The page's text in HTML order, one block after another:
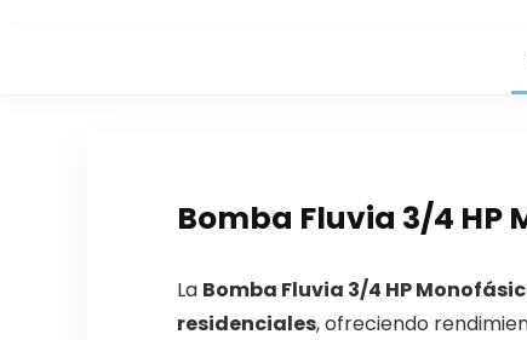
Bomba Fluvia 3/4 HP
La Bomba Fluvia 3/4 HP
residenciales, ofreciendo